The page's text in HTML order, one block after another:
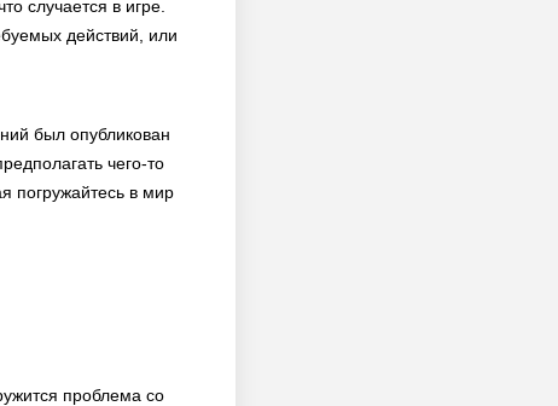
случается в игре.
действий, или
был опубликован
чего-то
погружайтесь в мир
проблема со